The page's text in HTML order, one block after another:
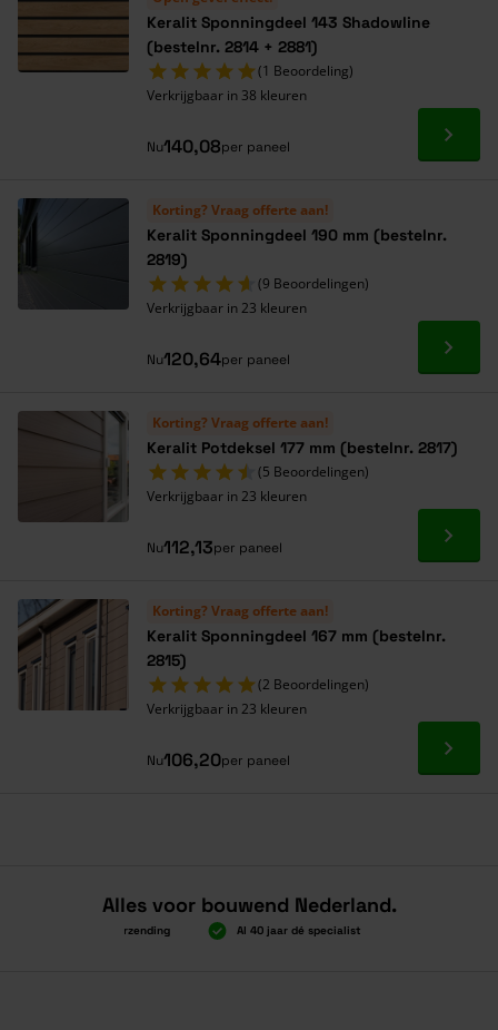
Keralit Sponningdeel 143 Shadowline
(bestelnr. 2814 + 2881)
(1 Beoordeling)
Verkrijgbaar in 38 kleuren
Nu140,08per paneel Ga
Korting? Vraag offerte aan!
Keralit Sponningdeel 190 mm (bestelnr.
2819)
(9 Beoordelingen)
Verkrijgbaar in 23 kleuren
Nu120,64per paneel Ga
Korting? Vraag offerte aan!
Keralit Potdeksel 177 mm (bestelnr. 2817)
(5 Beoordelingen)
Verkrijgbaar in 23 kleuren
Nu112,13per paneel Ga
Korting? Vraag offerte aan!
Keralit Sponningdeel 167 mm (bestelnr.
2815)
(2 Beoordelingen)
Verkrijgbaar in 23 kleuren
Nu106,20per paneel Ga
Alles voor bouwend Nederland.
2.000 gratis verzending Al 40 jaar dé specialist